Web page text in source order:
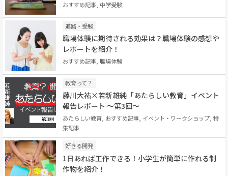
おすすめ記事, 中学受験
進路・受験
職場体験に期待される効果は？職場体験の感想や
レポートを紹介！
おすすめ記事, 職場体験
教育って？
藤川大祐×若新雄純「あたらしい教育」イベント
報告レポート 〜第3回〜
あたらしい教育, おすすめ記事, イベント・ワークショップ, 特
集記事
好きる開発
1日あれば工作できる！小学生が簡単に作れる制
作物を紹介！